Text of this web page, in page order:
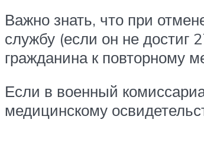
Важно знать, что при
службу (если он не достиг
гражданина к повторному
Если в военный
медицинскому